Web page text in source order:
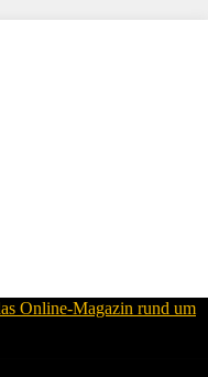
Online-Magazin rund um